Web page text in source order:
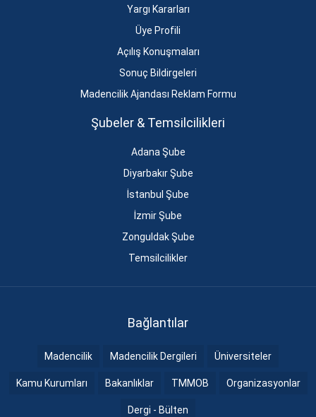
Yargı Kararları
Üye Profili
Açılış Konuşmaları
Sonuç Bildirgeleri
Madencilik Ajandası Reklam Formu
Şubeler & Temsilcilikleri
Adana Şube
Diyarbakır Şube
İstanbul Şube
İzmir Şube
Zonguldak Şube
Temsilcilikler
Bağlantılar
Madencilik Madencilik Dergileri Üniversiteler
Kamu Kurumları Bakanlıklar TMMOB Organizasyonlar
Dergi - Bülten